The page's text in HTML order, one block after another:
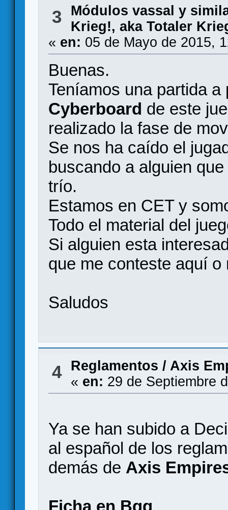
3
Módulos vassal y
Krieg!, aka Totaler
« en: 05 de Mayo de 2015,
Buenas.
Teníamos una partida
Cyberboard de este
realizado la fase de
Se nos ha caído el
buscando a alguien
trío.
Estamos en CET y
Todo el material del
Si alguien esta
que me conteste aquí
Saludos
4 Reglamentos / Axis
« en: 29 de Septiembre
Ya se han subido a
al español de los
demás de Axis
Ficha en Bgg